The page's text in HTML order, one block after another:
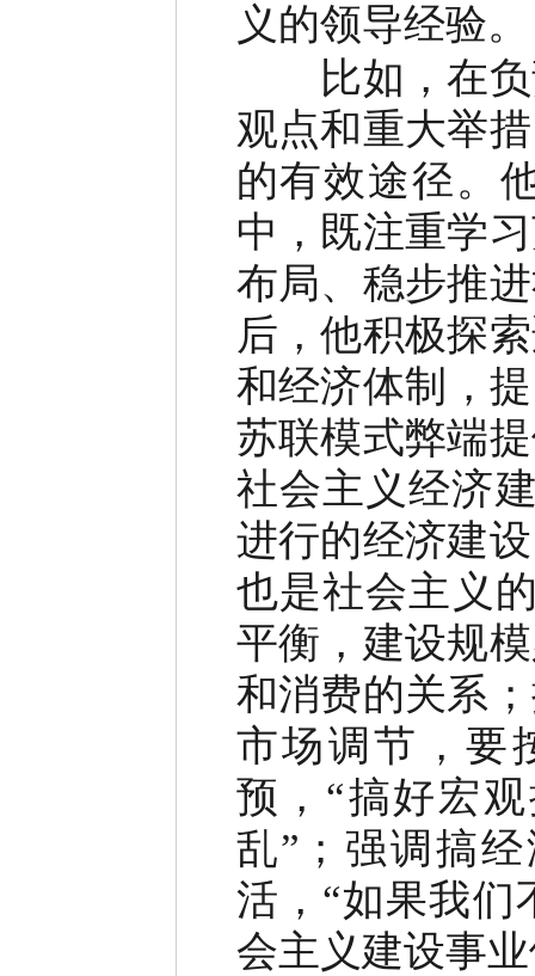
义的领导经验。
比如，在负
观点和重大举
的有效途径。
中，既注重学
布局、稳步推
后，他积极探
和经济体制，
苏联模式弊端
社会主义经济
进行的经济建
也是社会主义
平衡，建设规
和消费的关系
市场调节，要
预，“搞好宏
乱”；强调搞
活，“如果我们
会主义建设事